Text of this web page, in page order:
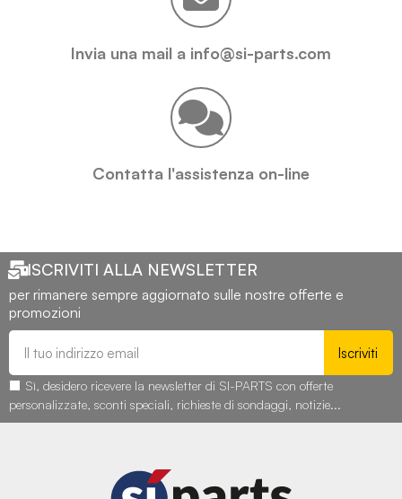
Invia una mail a info@si-parts.com
Contatta l'assistenza on-line
ISCRIVITI ALLA NEWSLETTER
per rimanere sempre aggiornato sulle nostre offerte e
promozioni
Iscriviti
Sì, desidero ricevere la newsletter di SI-PARTS con offerte
personalizzate, sconti speciali, richieste di sondaggi, notizie...